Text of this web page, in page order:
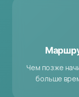
Чем позже
больше